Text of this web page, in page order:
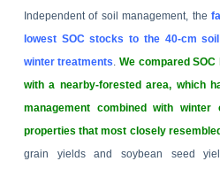
Independent of soil management, the
lowest SOC stocks to the 40-cm
winter treatments.We compared
with a nearby-forested area, which
management combined with
properties that most closely
grain yields and soybean seed